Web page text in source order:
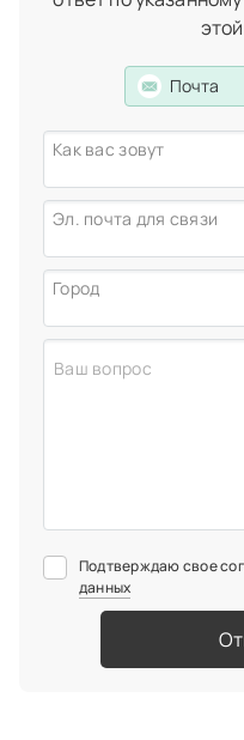
случае, лучше
ношение. И не
проверки целостности
Герасимова
стоматолог-
Почта
Как вас зовут
Эл. почта для связи
Город
Подтверждаю свое
данных